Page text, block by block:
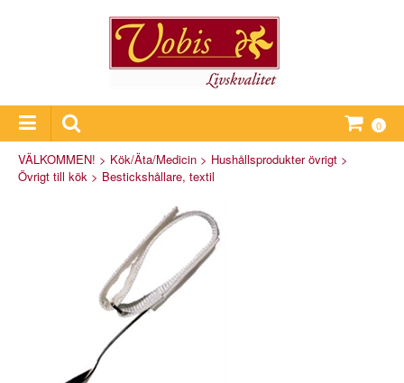
0
VÄLKOMMEN! > Kök/Äta/Medicin > Hushållsprodukter övrigt >
Övrigt till kök > Bestickshållare, textil